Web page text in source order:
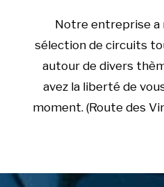
Notre entreprise a
sélection de circuits
autour de divers
avez la liberté de
moment. (Route des